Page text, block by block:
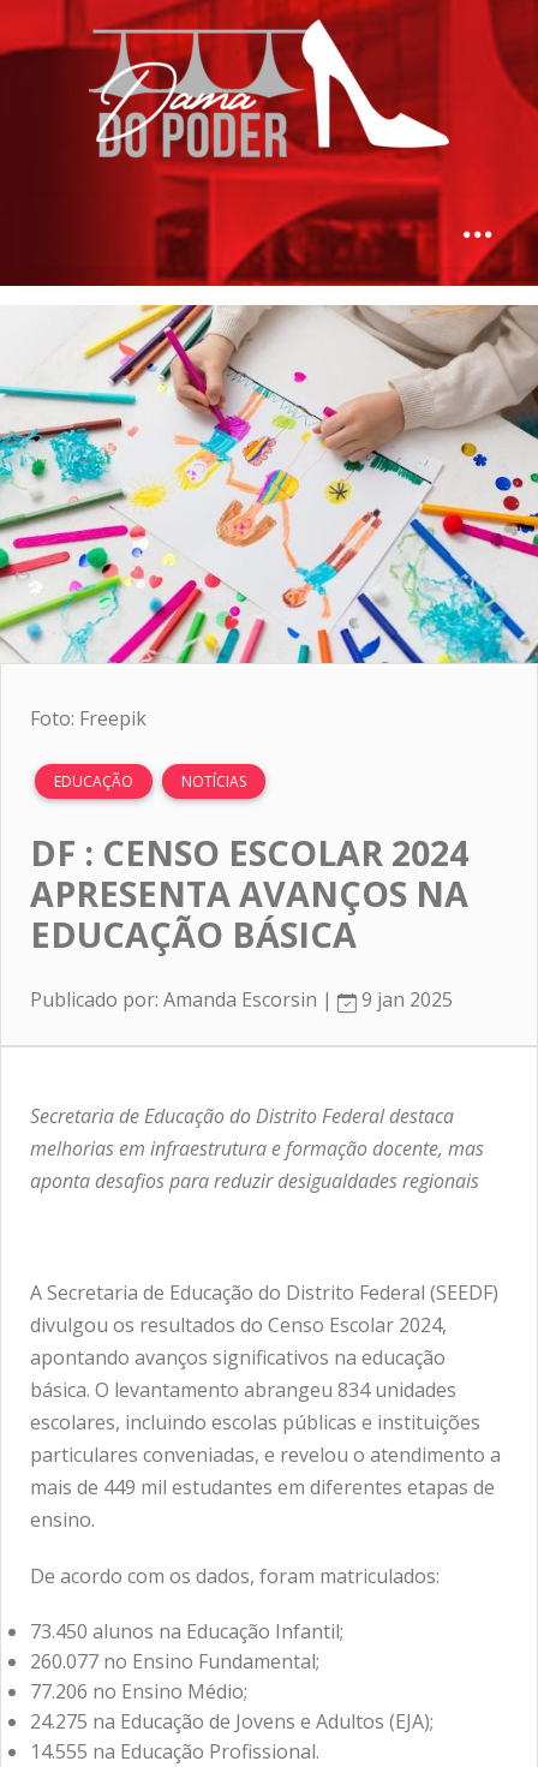
Foto: Freepik
EDUCAÇÃO NOTÍCIAS
DF : CENSO ESCOLAR 2024
APRESENTA AVANÇOS NA
EDUCAÇÃO BÁSICA
Publicado por: Amanda Escorsin | 9 jan 2025
Secretaria de Educação do Distrito Federal destaca
melhorias em infraestrutura e formação docente, mas
aponta desafios para reduzir desigualdades regionais
A Secretaria de Educação do Distrito Federal (SEEDF)
divulgou os resultados do Censo Escolar 2024,
apontando avanços significativos na educação
básica. O levantamento abrangeu 834 unidades
escolares, incluindo escolas públicas e instituições
particulares conveniadas, e revelou o atendimento a
mais de 449 mil estudantes em diferentes etapas de
ensino.
De acordo com os dados, foram matriculados:
73.450 alunos na Educação Infantil;
260.077 no Ensino Fundamental;
77.206 no Ensino Médio;
24.275 na Educação de Jovens e Adultos (EJA);
14.555 na Educação Profissional.